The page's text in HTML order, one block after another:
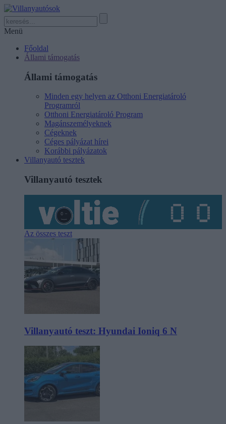
Menü
Főoldal
Állami támogatás
Állami támogatás
Minden egy helyen az Otthoni Energiatároló
Programról
Otthoni Energiatároló Program
Magánszemélyeknek
Cégeknek
Céges pályázat hírei
Korábbi pályázatok
Villanyautó tesztek
Villanyautó tesztek
Az összes teszt
Villanyautó teszt: Hyundai Ioniq 6 N